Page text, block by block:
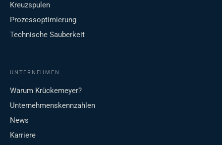
Kreuzspulen
Prozessoptimierung
Technische Sauberkeit
UNTERNEHMEN
Warum Krückemeyer?
Unternehmenskennzahlen
News
Karriere